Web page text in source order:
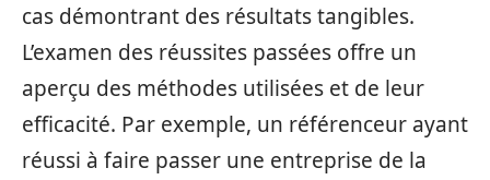
cas démontrant des résultats tangibles.
L’examen des réussites passées offre un
aperçu des méthodes utilisées et de leur
efficacité. Par exemple, un référenceur ayant
réussi à faire passer une entreprise de la